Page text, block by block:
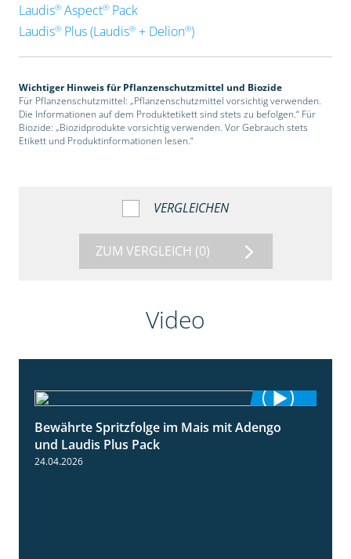
Laudis®Aspect®Pack
Laudis®Plus (Laudis®+ Delion®)
Wichtiger Hinweis für Pflanzenschutzmittel und Biozide
Für Pflanzenschutzmittel: „Pflanzenschutzmittel vorsichtig verwenden.
Die Informationen auf dem Produktetikett sind stets zu befolgen.“ Für
Biozide: „Biozidprodukte vorsichtig verwenden. Vor Gebrauch stets
Etikett und Produktinformationen lesen.“
VERGLEICHEN
ZUM VERGLEICH (0)
Video
1:22
Bewährte Spritzfolge im Mais mit Adengo
und Laudis Plus Pack
24.04.2026